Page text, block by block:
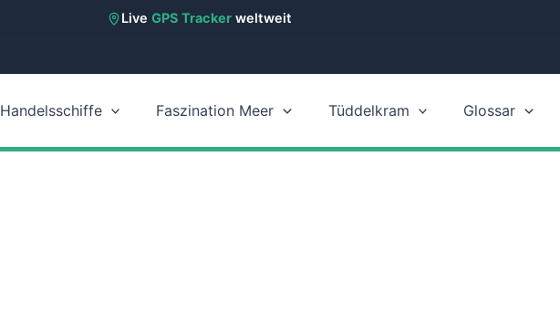
Live GPS Trackerweltweit
Handelsschiffe Faszination Meer Tüddelkram Glossar